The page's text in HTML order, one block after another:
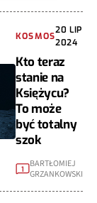
KOSMOS
20 LIP
2024
Kto teraz
stanie na
Księżycu?
To może
być totalny
szok
1
BARTŁOMIEJ
GRZANKOWSKI